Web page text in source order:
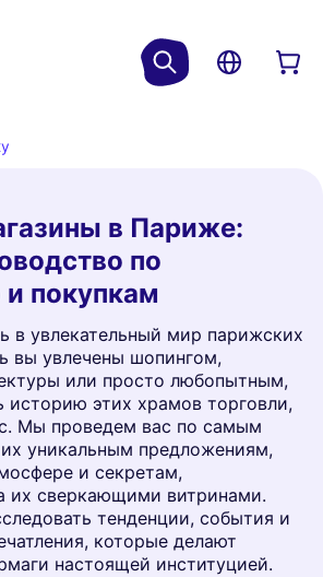
в Париже:
по
покупкам
в увлекательный мир парижских
вы увлечены шопингом,
или просто любопытным,
этих храмов торговли,
Мы проведем вас по самым
уникальным предложениям,
и секретам,
их сверкающими витринами.
тенденции, события и
которые делают
настоящей институцией.